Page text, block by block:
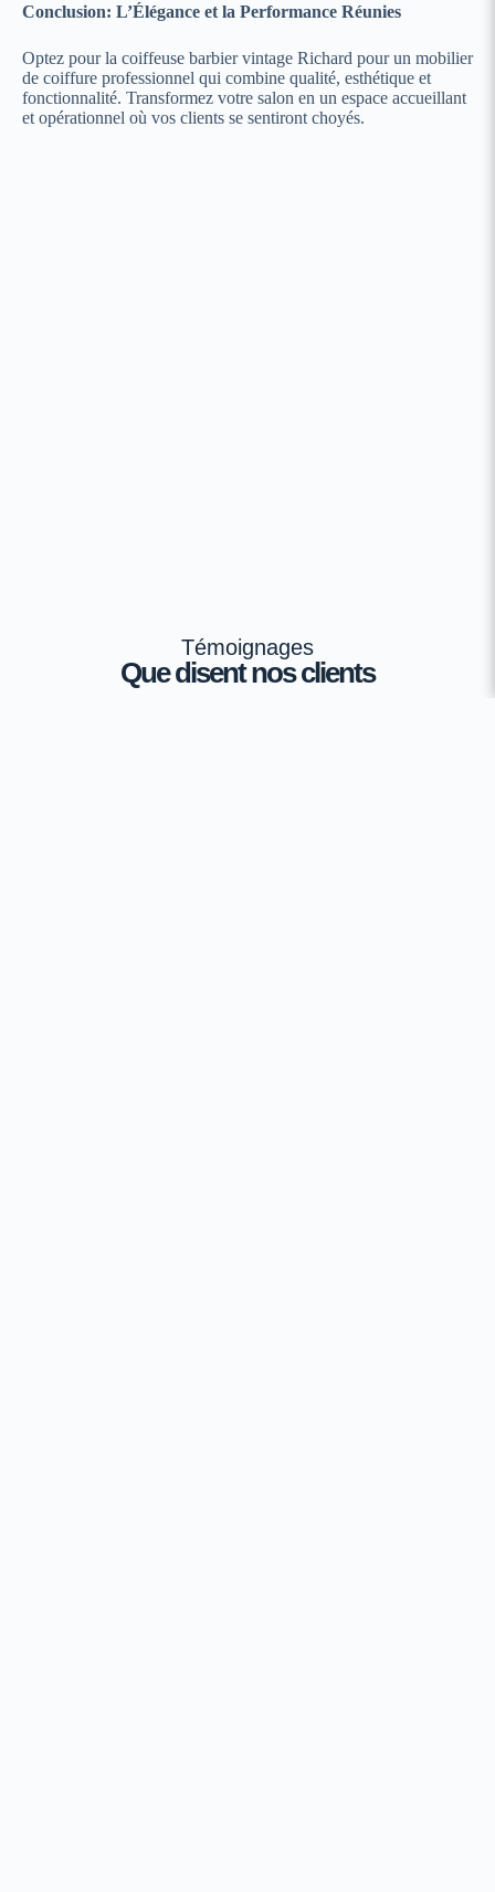
Conclusion: L’Élégance et la Performance Réunies
Optez pour la coiffeuse barbier vintage Richard pour un mobilier
de coiffure professionnel qui combine qualité, esthétique et
fonctionnalité. Transformez votre salon en un espace accueillant
et opérationnel où vos clients se sentiront choyés.
Témoignages
Que disent nos clients